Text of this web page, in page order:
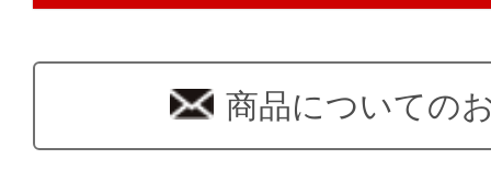
商品についての